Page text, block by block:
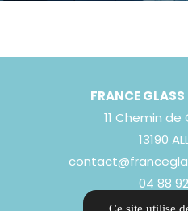
FRANCE
11 Chemin
13190
04 88
Ce site utilise